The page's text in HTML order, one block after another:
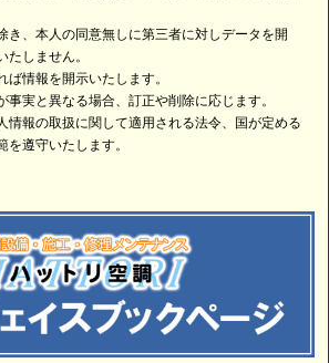
き、本人の同意無しに第三者に対しデータを開
しません。
情報を開示いたします。
事実と異なる場合、訂正や削除に応じます。
情報の取扱に関して適用される法令、国が定める
遵守いたします。